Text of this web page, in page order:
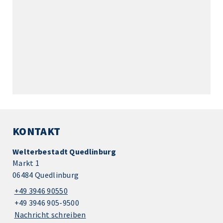
KONTAKT
Welterbestadt Quedlinburg
Markt 1
06484 Quedlinburg
+49 3946 90550
+49 3946 905-9500
Nachricht schreiben